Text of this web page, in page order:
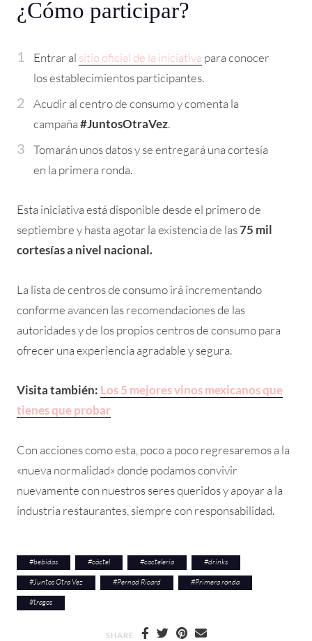
¿Cómo participar?
Entrar al sitio oficial de la iniciativa para conocer
los establecimientos participantes.
Acudir al centro de consumo y comenta la
campaña#JuntosOtraVez.
Tomarán unos datos y se entregará una cortesía
en la primera ronda.
Esta iniciativa está disponible desde el primero de
septiembre y hasta agotar la existencia de las75 mil
cortesías a nivel nacional.
La lista de centros de consumo irá incrementando
conforme avancen las recomendaciones de las
autoridades y de los propios centros de consumo para
ofrecer una experiencia agradable y segura.
Visita también: Los 5 mejores vinos mexicanos que
tienes que probar
Con acciones como esta, poco a poco regresaremos a la
«nueva normalidad» donde podamos convivir
nuevamente con nuestros seres queridos y apoyar a la
industria restaurantes, siempre con responsabilidad.
#bebidas #cóctel #coctelería #drinks
#Juntos Otra Vez #Pernod Ricard #Primera ronda
#tragos
SHARE